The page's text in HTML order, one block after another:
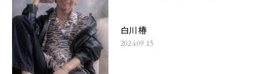
白川椿
2024.09.15